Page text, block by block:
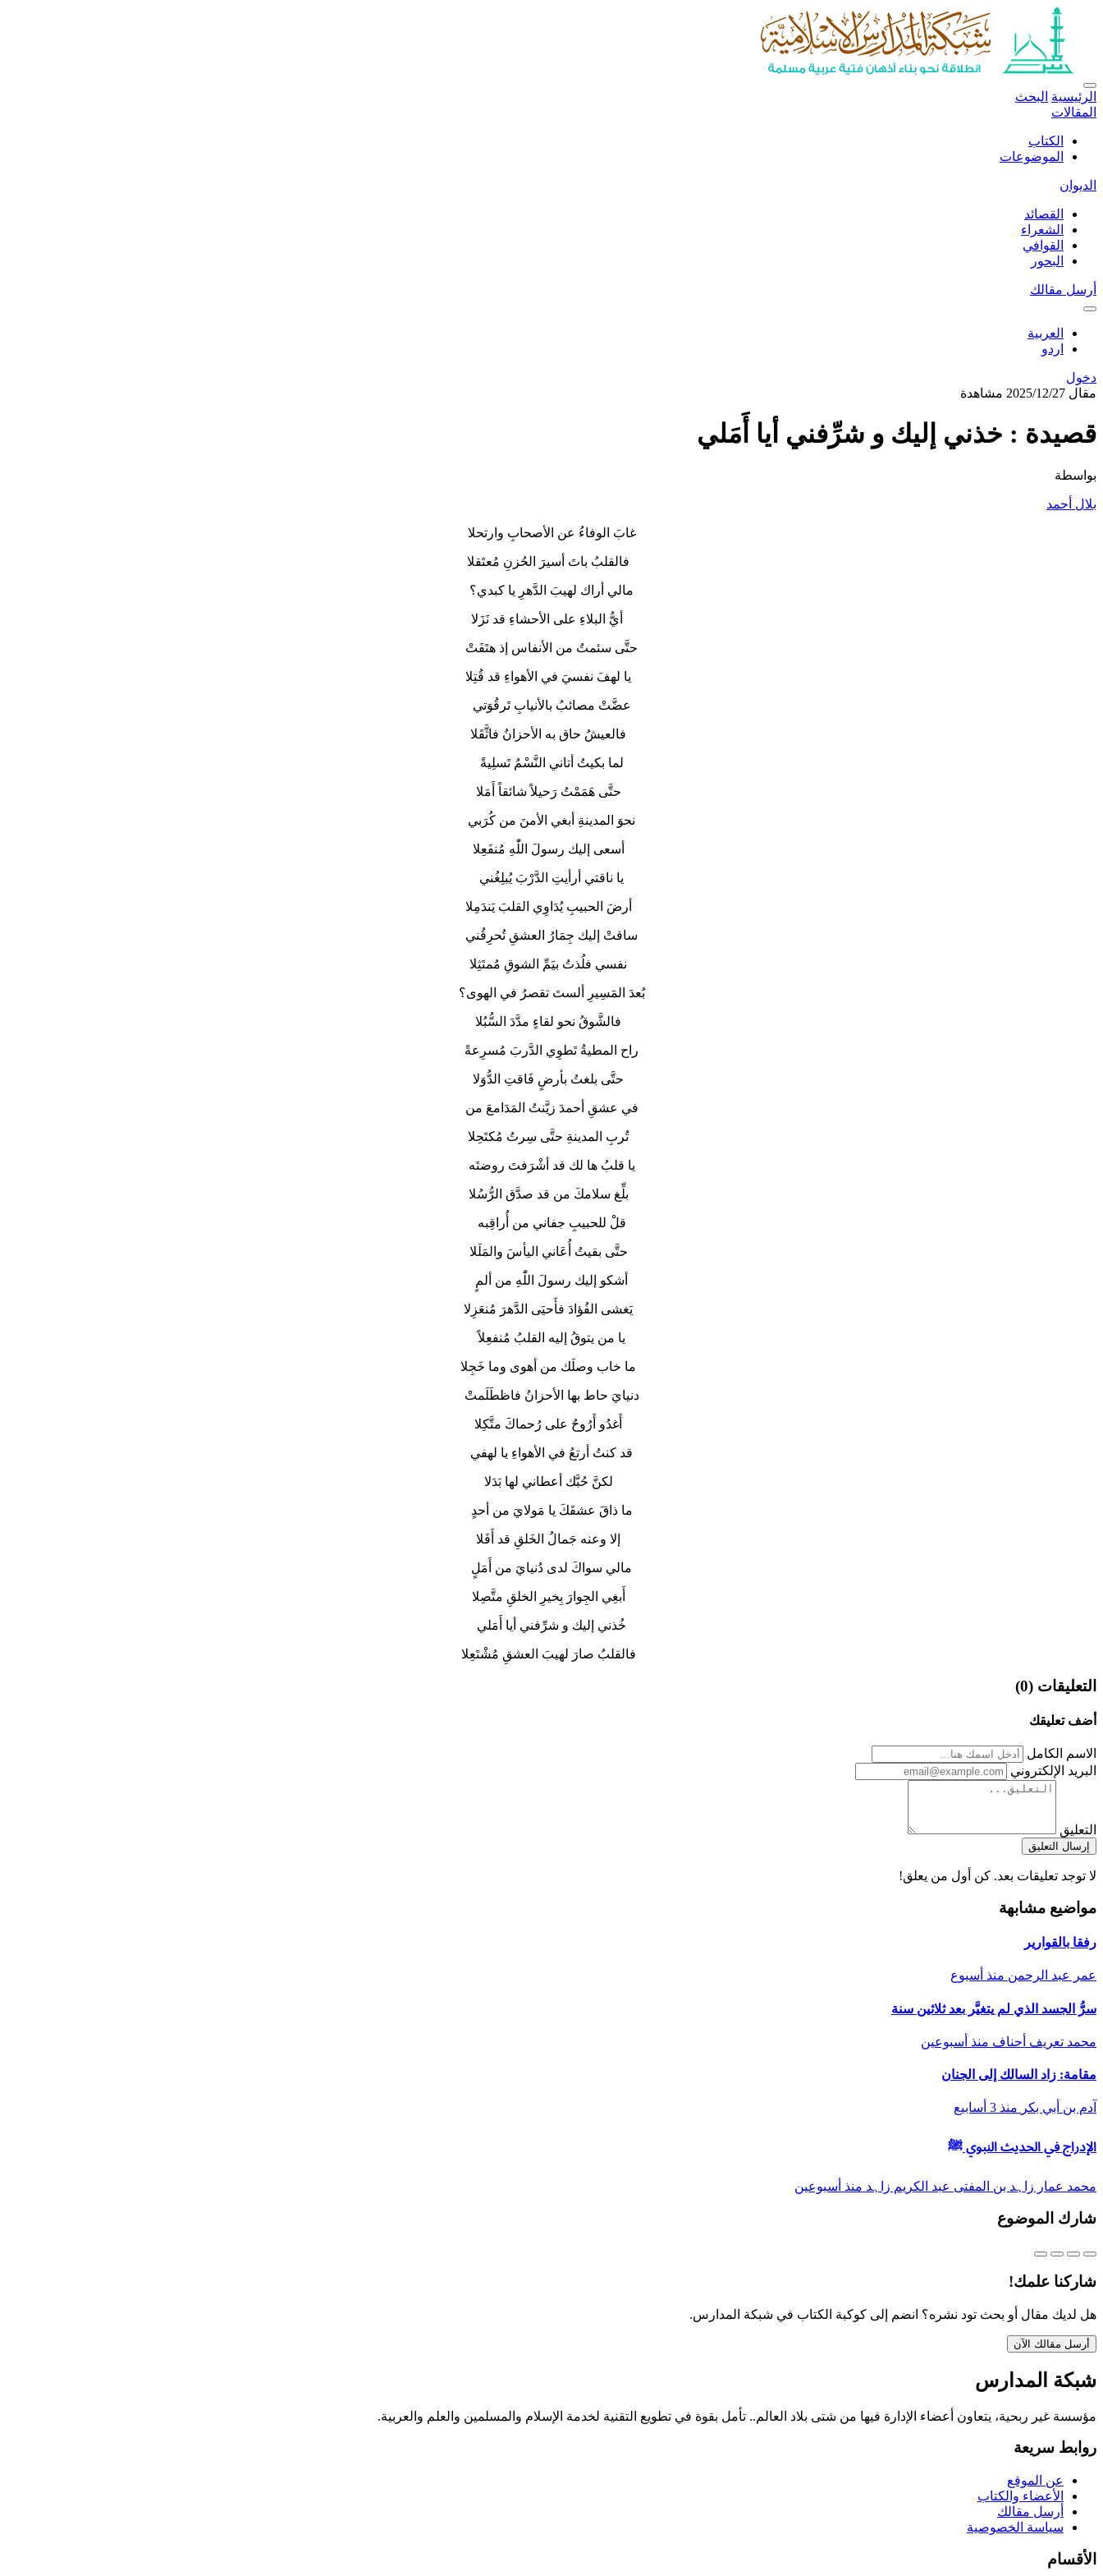
الرئيسية البحث
المقالات
الكتاب
الموضوعات
الديوان
القصائد
الشعراء
القوافي
البحور
أرسل مقالك
العربية
اردو
دخول
مقال 2025/12/27 مشاهدة
قصيدة : خذني إليك و شرِّفني أيا أَمَلي
بواسطة
بلال أحمد
غابَ الوفاءُ عن الأصحابِ وارتحلا
فالقلبُ باتَ أسيرَ الحُزنِ مُعتَقلا
مالي أراك لهيبَ الدَّهرِ يا كبدي؟
أيُّ البلاءِ على الأحشاءِ قد نَزَلا
حتَّى سئمتُ من الأنفاس إذ هتَفَتْ
يا لهفَ نفسيَ في الأهواءِ قد قُتِلا
عضَّتْ مصائبُ بالأنيابِ تَرقُوَتي
فالعيشُ حاق به الأحزانُ فاثَّقَلا
لما بكيتُ أتاني النَّسْمُ تَسلِيةً
حتَّى هَمَمْتُ رَحيلاً شائقاً أَمَلا
نحوَ المدينةِ أبغي الأمنَ من كُرَبي
أسعى إليك رسولَ اللّٰهِ مُنفَعِلا
يا ناقتي أرأيتِ الدَّرْبَ يُبلِغُني
أرضَ الحبيبِ يُدَاوِي القلبَ يَندَمِلا
ساقتْ إليك جِمَارُ العشقِ تُحرِقُني
نفسي فلُذتُ بيَمِّ الشوقِ مُمتَثِلا
بُعدَ المَسِيرِ ألستَ تقصرُ في الهوى؟
فالشَّوقُ نحو لقاءٍ مدَّدَ السُّبُلا
راح المطيةُ تَطوِي الدَّربَ مُسرِعةً
حتَّى بلغتُ بأرضٍ فَاقتِ الدُّوَلا
في عشقِ أحمدَ زيَّنتُ المَدَامعَ من
تُربِ المدينةِ حتَّى سِرتُ مُكتَحِلا
يا قلبُ ها لك قد أشْرَفتَ روضتَه
بلِّغ سلامكَ من قد صدَّق الرُّسُلا
قلْ للحبيبِ جفاني من أُراقِبه
حتَّى بقيتُ أُعَاني اليأسَ والمَلَلا
أشكو إليك رسولَ اللّٰهِ من ألمٍ
يَغشى الفُؤادَ فأَحيَى الدَّهرَ مُنعَزِلا
يا من يتوقُ إليه القلبُ مُنفعِلاً
ما خاب وصلَك من أهوى وما خَجِلا
دنيايَ حاط بها الأحزانُ فاظطَلَمتْ
أَغدُو أَرُوحُ على رُحماكَ متَّكِلا
قد كنتُ أرتعُ في الأهواءِ يا لهفي
لكنَّ حُبَّك أعطاني لها بَدَلا
ما ذاقَ عشقَكَ يا مَولايَ من أحدٍ
إلا وعنه جَمالُ الخَلقِ قد أَفَلا
مالي سواكَ لدى دُنيايَ من أَمَلٍ
أَبغِي الجِوارَ بِخيرِ الخلقِ متَّصِلا
خُذني إليك و شرِّفني أيا أَمَلي
فالقلبُ صارَ لهيبَ العشقِ مُشْتَعِلا
التعليقات (0)
أضف تعليقك
الاسم الكامل
البريد الإلكتروني
التعليق
إرسال التعليق
لا توجد تعليقات بعد. كن أول من يعلق!
مواضيع مشابهة
رفقا بالقوارير
عمر عبد الرحمن منذ أسبوع
سرُّ الجسد الذي لم يتغيَّر بعد ثلاثين سنة
محمد تعريف أحناف منذ أسبوعين
مقامة: زاد السالك إلى الجنان
آدم بن أبي بكر منذ 3 أسابيع
الإدراج في الحديث النبوي ﷺ
محمد عمار زاہد بن المفتی عبد الكریم زاہد منذ أسبوعين
شارك الموضوع
شاركنا علمك!
هل لديك مقال أو بحث تود نشره؟ انضم إلى كوكبة الكتاب في شبكة المدارس.
أرسل مقالك الآن
شبكة المدارس
مؤسسة غير ربحية، يتعاون أعضاء الإدارة فيها من شتى بلاد العالم.. تأمل بقوة في تطويع التقنية لخدمة الإسلام والمسلمين والعلم والعربية.
روابط سريعة
عن الموقع
الأعضاء والكتاب
أرسل مقالك
سياسة الخصوصية
الأقسام